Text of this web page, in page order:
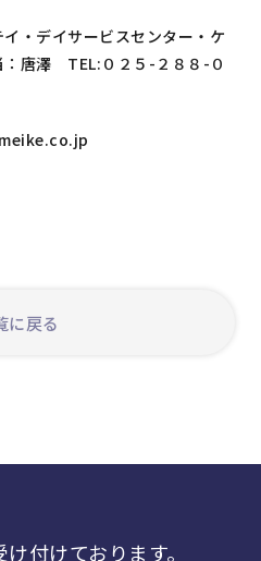
・デイサービスセンター・ケ
唐澤 TEL:０２５-２８８-０
に戻る
付けております。